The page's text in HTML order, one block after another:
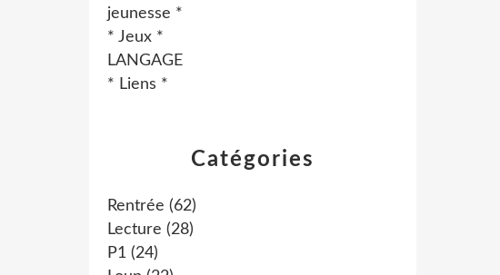
Catégories
Rentrée (62)
Lecture (28)
P1 (24)
jeunesse *
* Jeux *
LANGAGE
* Liens *